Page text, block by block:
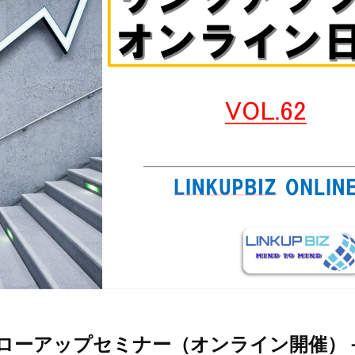
ーアップセミナー（オンライン開催）